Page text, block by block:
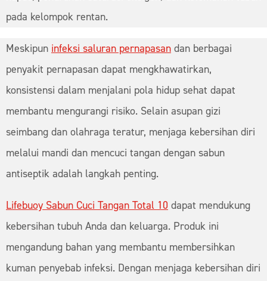
pada kelompok rentan.
Meskipun infeksi saluran pernapasan dan berbagai
penyakit pernapasan dapat mengkhawatirkan,
konsistensi dalam menjalani pola hidup sehat dapat
membantu mengurangi risiko. Selain asupan gizi
seimbang dan olahraga teratur, menjaga kebersihan diri
melalui mandi dan mencuci tangan dengan sabun
antiseptik adalah langkah penting.
Lifebuoy Sabun Cuci Tangan Total 10 dapat mendukung
kebersihan tubuh Anda dan keluarga. Produk ini
mengandung bahan yang membantu membersihkan
kuman penyebab infeksi. Dengan menjaga kebersihan diri